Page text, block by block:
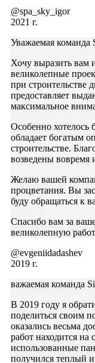
@spa_sky_igor
2021 г.
Уважаемая команда
Хочу выразить вам
великолепные
при строительстве
предоставляет
максимальное
Особенно хотелось
обладает богатым
строительстве.
возведены вовремя
Желаю вашей
процветания. Вы
буду обращаться к
Спасибо вам за
великолепную
@evgeniidadashev
2019 г.
важаемая команда
В 2019 году я
поделиться своим
оказались весьма
работ находится на
использованные
получился теплый